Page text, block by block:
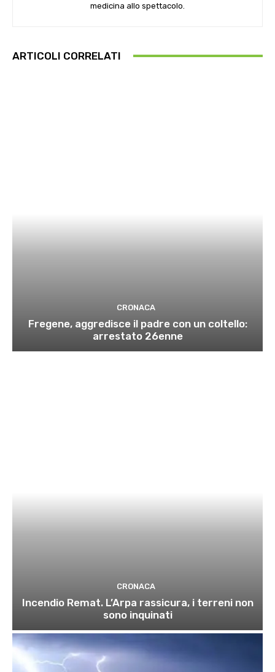
medicina allo spettacolo.
ARTICOLI CORRELATI
CRONACA
Fregene, aggredisce il padre con un coltello:
arrestato 26enne
CRONACA
Incendio Remat. L’Arpa rassicura, i terreni non
sono inquinati